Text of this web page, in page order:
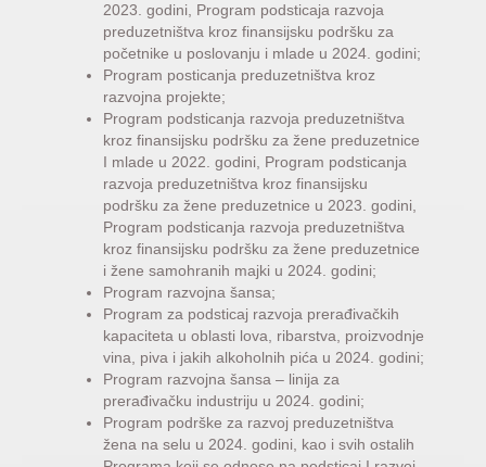
2023. godini, Program podsticaja razvoja
preduzetništva kroz finansijsku podršku za
početnike u poslovanju i mlade u 2024. godini;
Program posticanja preduzetništva kroz
razvojna projekte;
Program podsticanja razvoja preduzetništva
kroz finansijsku podršku za žene preduzetnice
I mlade u 2022. godini, Program podsticanja
razvoja preduzetništva kroz finansijsku
podršku za žene preduzetnice u 2023. godini,
Program podsticanja razvoja preduzetništva
kroz finansijsku podršku za žene preduzetnice
i žene samohranih majki u 2024. godini;
Program razvojna šansa;
Program za podsticaj razvoja prerađivačkih
kapaciteta u oblasti lova, ribarstva, proizvodnje
vina, piva i jakih alkoholnih pića u 2024. godini;
Program razvojna šansa – linija za
prerađivačku industriju u 2024. godini;
Program podrške za razvoj preduzetništva
žena na selu u 2024. godini, kao i svih ostalih